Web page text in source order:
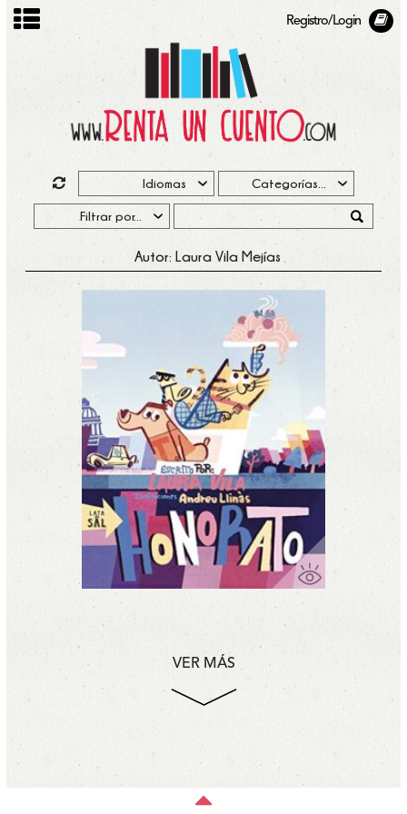
Registro/Login
Autor: Laura Vila Mejías
VER MÁS